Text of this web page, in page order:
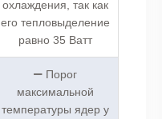
охлаждения, так как
его тепловыделение
равно 35 Ватт
Порог
максимальной
температуры ядер у